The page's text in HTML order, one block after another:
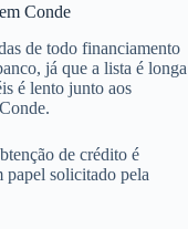
Conde
de todo financiamento
já que a lista é longa
é lento junto aos
de crédito é
papel solicitado pela